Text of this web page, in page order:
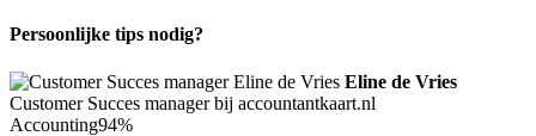
Persoonlijke tips nodig?
Eline de Vries
Customer Succes manager bij accountantkaart.nl
Accounting94%